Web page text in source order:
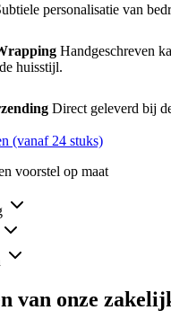
personalisatie van
Handgeschreven
huisstijl.
Direct geleverd bij
(vanaf 24 stuks)
voorstel op maat
van onze